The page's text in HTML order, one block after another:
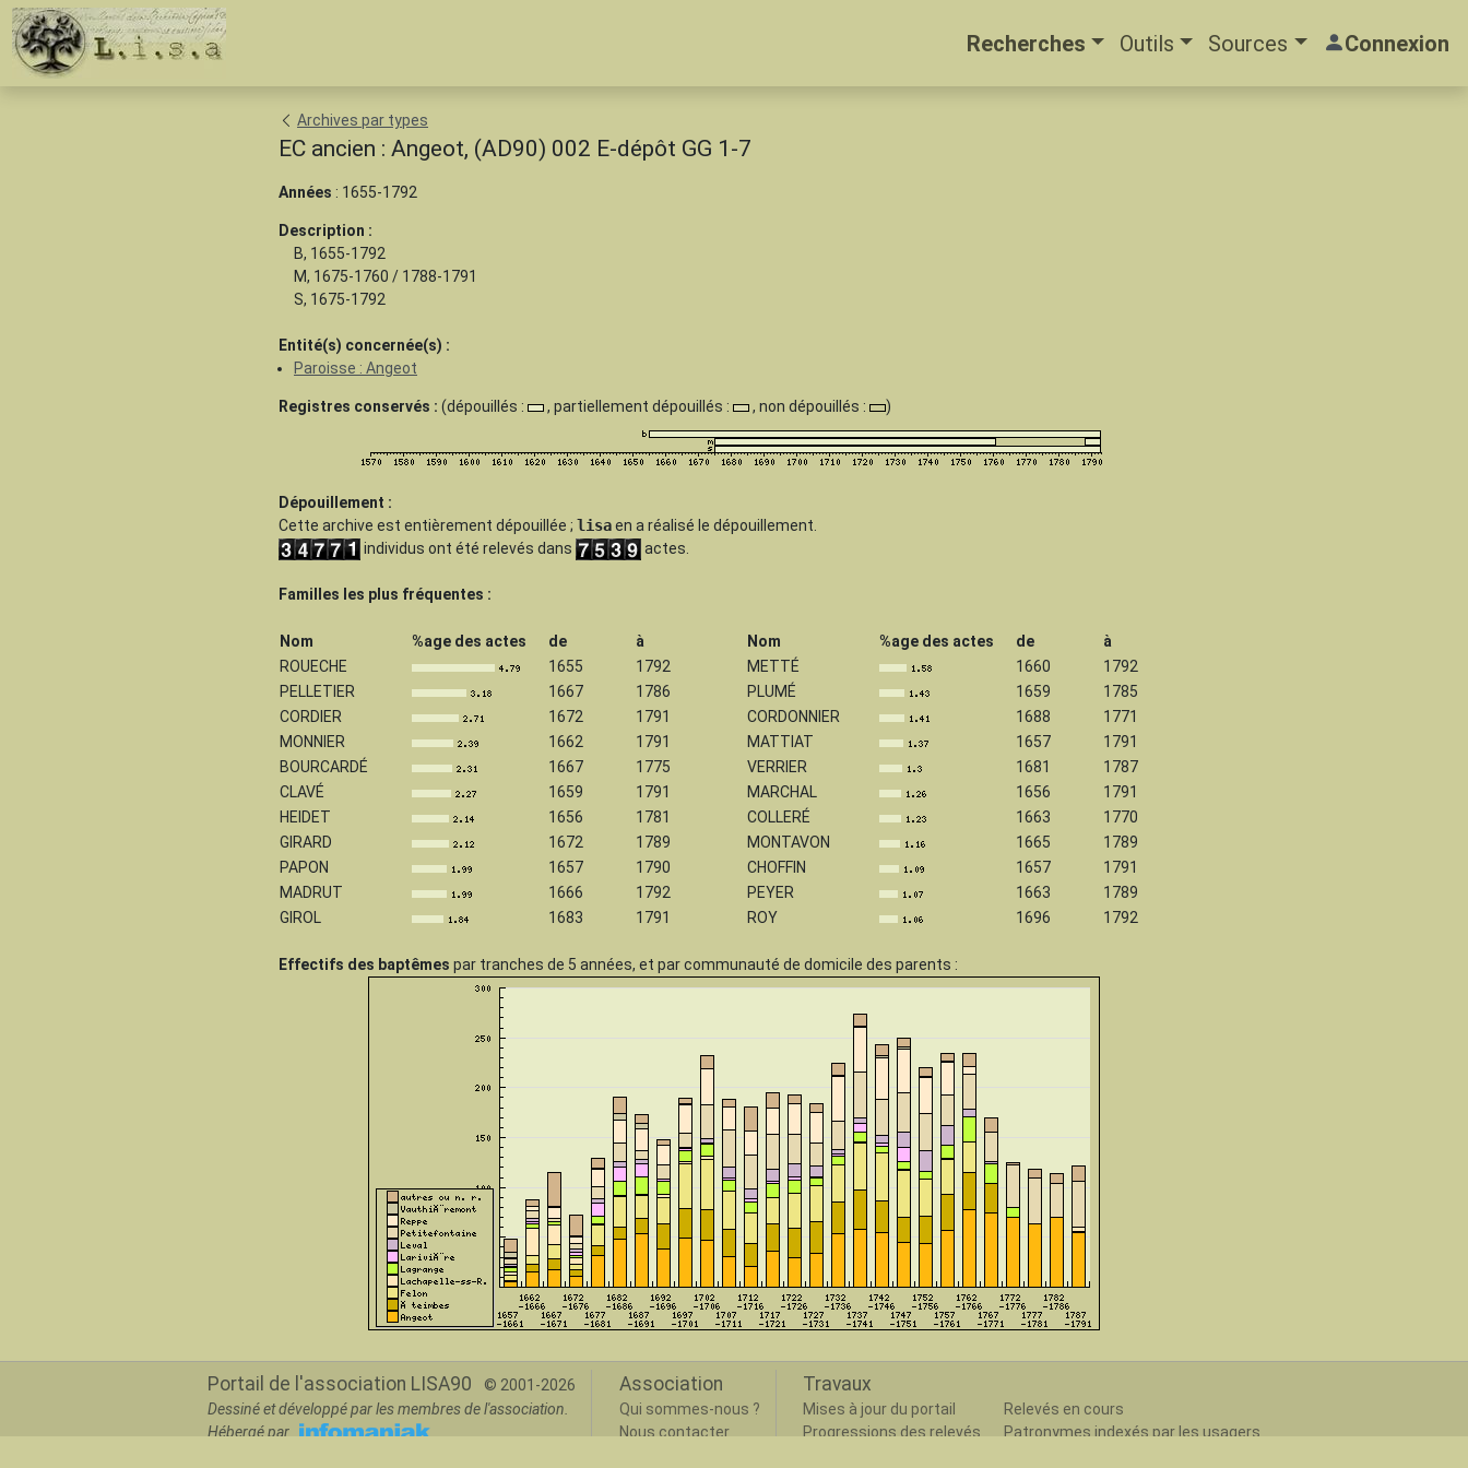
Recherches Outils Sources Connexion
Archives par types
EC ancien : Angeot, (AD90) 002 E-dépôt GG 1-7
Années : 1655-1792
Description :
B, 1655-1792
M, 1675-1760 / 1788-1791
S, 1675-1792
Entité(s) concernée(s) :
Paroisse : Angeot
Registres conservés : (dépouillés : , partiellement dépouillés : , non dépouillés : )
Dépouillement :
Cette archive est entièrement dépouillée ; lisaen a réalisé le dépouillement.
individus ont été relevés dans
actes.
Familles les plus fréquentes :
Nom %age des actes de
à
ROUECHE
1655
1792
PELLETIER
1667
1786
CORDIER
1672
1791
MONNIER
1662
1791
BOURCARDÉ
1667
1775
CLAVÉ
1659
1791
HEIDET
1656
1781
GIRARD
1672
1789
PAPON
1657
1790
MADRUT
1666
1792
GIROL
1683 1791
Nom %age des actes de
à
METTÉ
1660
1792
PLUMÉ
1659
1785
CORDONNIER
1688
1771
MATTIAT
1657
1791
VERRIER
1681
1787
MARCHAL
1656
1791
COLLERÉ
1663
1770
MONTAVON
1665
1789
CHOFFIN
1657
1791
PEYER
1663
1789
ROY
1696 1792
Effectifs des baptêmes par tranches de 5 années, et par communauté de domicile des parents :
Portail de l'association LISA90
© 2001-2026
Dessiné et développé par les membres de l'association.
Hébergé par
Association
Qui sommes-nous ?
Nous contacter
Travaux
Mises à jour du portail
Progressions des relevés
Relevés en cours
Patronymes indexés par les usagers